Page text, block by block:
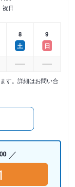
祝日
8
土
9
日
す。詳細はお問い合